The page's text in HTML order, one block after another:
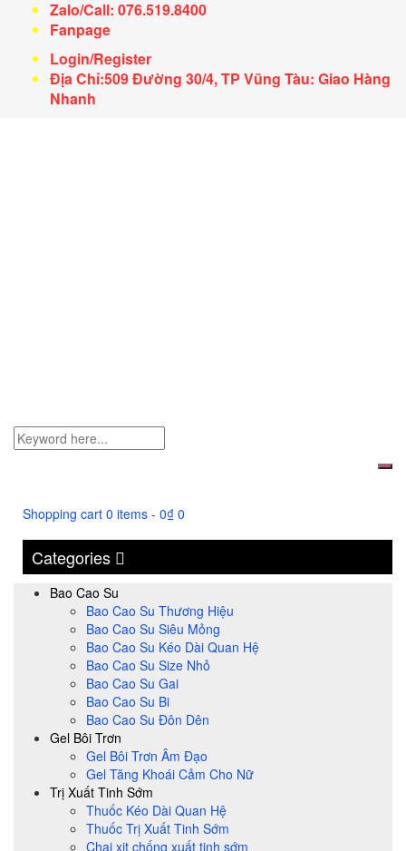
Zalo/Call: 076.519.8400
Fanpage
Login/Register
Địa Chỉ:509 Đường 30/4, TP Vũng Tàu: Giao Hàng
Nhanh
Shopping cart 0 items - 0₫ 0
Categories
Bao Cao Su
Bao Cao Su Thương Hiệu
Bao Cao Su Siêu Mỏng
Bao Cao Su Kéo Dài Quan Hệ
Bao Cao Su Size Nhỏ
Bao Cao Su Gai
Bao Cao Su Bi
Bao Cao Su Đôn Dên
Gel Bôi Trơn
Gel Bôi Trơn Âm Đạo
Gel Tăng Khoái Cảm Cho Nữ
Trị Xuất Tinh Sớm
Thuốc Kéo Dài Quan Hệ
Thuốc Trị Xuất Tinh Sớm
Chai xịt chống xuất tinh sớm